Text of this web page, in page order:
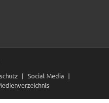
Social Media